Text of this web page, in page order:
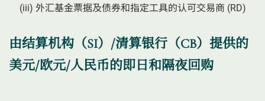
(iii) 外汇基金票据及债券和指定工具的认可交易商 (RD)
由结算机构（SI）/清算银行（CB）提供的
美元/欧元/人民币的即日和隔夜回购